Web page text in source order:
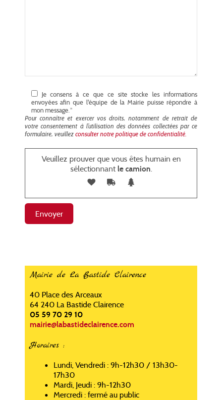
Je consens à ce que ce site stocke les informations
envoyées afin que l'équipe de la Mairie puisse répondre à
mon message.*
Pour connaître et exercer vos droits, notamment de retrait de
votre consentement à l’utilisation des données collectées par ce
formulaire, veuillezconsulter notre politique de confidentialité.
Veuillez prouver que vous êtes humain en
sélectionnantle camion
Mairie de La Bastide Clairence
40 Place des Arceaux
64 240 La Bastide Clairence
05 59 70 29 10
mairie@labastideclairence.com
Horaires :
Lundi, Vendredi : 9h-12h30 / 13h30-
17h30
Mardi, Jeudi : 9h-12h30
Mercredi : fermé au public